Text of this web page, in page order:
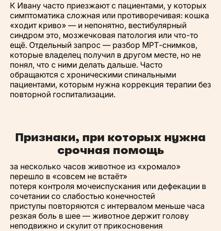
К Ивану часто приезжают с пациентами, у которых
симптоматика сложная или противоречивая: кошка
«ходит криво» — и непонятно, вестибулярный
синдром это, мозжечковая патология или что-то
ещё. Отдельный запрос — разбор МРТ-снимков,
которые владелец получил в другом месте, но не
понял, что с ними делать дальше. Часто
обращаются с хроническими спинальными
пациентами, которым нужна коррекция терапии без
повторной госпитализации.
Признаки, при которых нужна
срочная помощь
за несколько часов животное из «хромало»
перешло в «совсем не встаёт»
потеря контроля мочеиспускания или дефекации в
сочетании со слабостью конечностей
приступы повторяются с интервалом меньше часа
резкая боль в шее — животное держит голову
неподвижно и скулит от прикосновения